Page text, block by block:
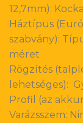
12,7mm): Kocka
Háztípus
szabvány):
méret
Rögzítés
lehetséges):
Profil (az
Varázsszem: